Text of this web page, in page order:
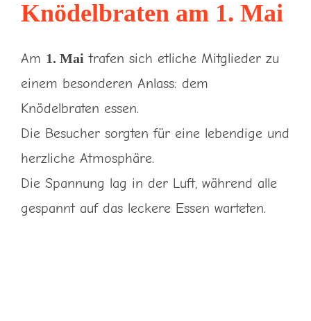
Links
Gästebuch
Euro-WC
Knödelbraten am 1. Mai
Am 1. Maitrafen sich etliche Mitglieder zu
einem besonderen Anlass: dem
Knödelbraten essen.
Die Besucher sorgten für eine lebendige und
herzliche Atmosphäre.
Die Spannung lag in der Luft, während alle
gespannt auf das leckere Essen warteten.